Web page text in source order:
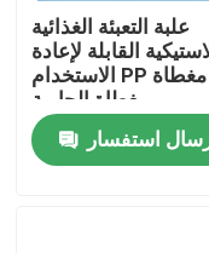
المنتجات
الواقع الافتراضي
مرة واحدة
علبة التعبئة الغذائية
القابلة لإعادة
الاستخدام PP مغطاة
مغطاة الحاوية
الميكروويفية 10.2 ×
10.2 × 3.2
استفسار